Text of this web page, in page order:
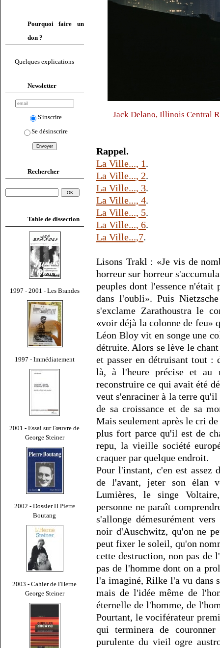
Pourquoi faire un
don ?
Quelques explications
Newsletter
S'inscrire
Se désinscrire
Rechercher
Table de dissection
1997 - 2001 - Les Brandes
1997 - Immédiatement
2001 - Essai sur l'œuvre de
George Steiner
2002 - Dossier H Pierre
Boutang
2003 - Cahier de l'Herne
George Steiner
Jack Delano, Illinois Central
Rappel.
La Ville..., 1.
La Ville..., 2.
La Ville..., 3.
La Ville..., 4.
La Ville..., 5.
La Ville..., 6.
La Ville...,7.
Lisons Trakl : «Je vis de
horreur sur horreur
peuples dont l'essence
dans l'oubli». Puis
s'exclame Zarathoustra le
«voir déjà la colonne de feu»
Léon Bloy vit en songe une
détruite. Alors se lève le
et passer en détruisant tout :
là, à l'heure précise et au
reconstruire ce qui avait été
veut s'enraciner à la terre
de sa croissance et de sa
Mais seulement après le cri
plus fort parce qu'il est de
repu, la vieille société
craquer par quelque endroit.
Pour l'instant, c'en est assez
de l'avant, jeter son élan
Lumières, le singe
personne ne paraît
s'allonge démesurément
noir d'Auschwitz, qu'on ne
peut fixer le soleil, qu'on
cette destruction, non pas de
pas de l'homme dont on a
l'a imaginé, Rilke l'a vu dans
mais de l'idée même de
éternelle de l'homme, de
Pourtant, le vociférateur
qui terminera de
purulente du vieil ogre